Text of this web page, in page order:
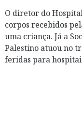
O diretor do
corpos recebidos
uma criança. Já a
Palestino atuou no
feridas para